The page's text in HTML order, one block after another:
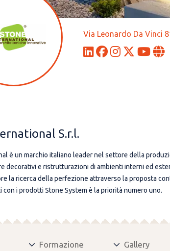
Via Leonardo Da Vinci
S.r.l.
è un marchio italiano leader nel settore della
decorativi e ristrutturazioni di ambienti interni ed
la ricerca della perfezione attraverso la proposta
con i prodotti Stone System è la priorità numero uno.
Formazione Gallery